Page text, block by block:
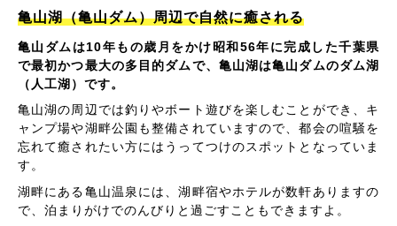
亀山湖（亀山ダム）周辺で自然に癒される
亀山ダムは10年もの歳月をかけ昭和56年に完成した千葉県
で最初かつ最大の多目的ダムで、亀山湖は亀山ダムのダム湖
（人工湖）です。
亀山湖の周辺では釣りやボート遊びを楽しむことができ、キ
ャンプ場や湖畔公園も整備されていますので、都会の喧騒を
忘れて癒されたい方にはうってつけのスポットとなっていま
す。
湖畔にある亀山温泉には、湖畔宿やホテルが数軒ありますの
で、泊まりがけでのんびりと過ごすこともできますよ。